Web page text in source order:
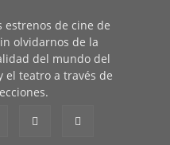
estrenos de cine de
olvidarnos de la
del mundo del
el teatro a través de